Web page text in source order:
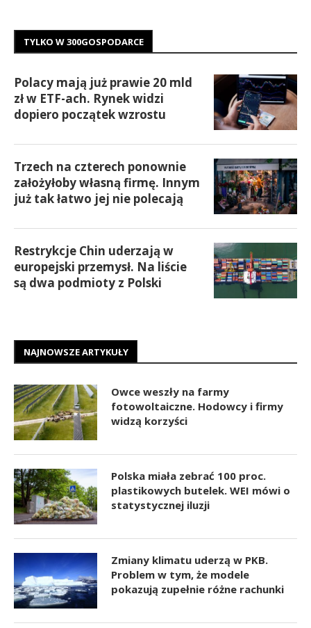
TYLKO W 300GOSPODARCE
Polacy mają już prawie 20 mld
zł w ETF-ach. Rynek widzi
dopiero początek wzrostu
Trzech na czterech ponownie
założyłoby własną firmę. Innym
już tak łatwo jej nie polecają
Restrykcje Chin uderzają w
europejski przemysł. Na liście
są dwa podmioty z Polski
NAJNOWSZE ARTYKUŁY
Owce weszły na farmy
fotowoltaiczne. Hodowcy i firmy
widzą korzyści
Polska miała zebrać 100 proc.
plastikowych butelek. WEI mówi o
statystycznej iluzji
Zmiany klimatu uderzą w PKB.
Problem w tym, że modele
pokazują zupełnie różne rachunki